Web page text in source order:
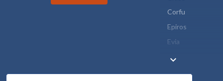
Corfu
Epiros
Evia
keyboard_arrow_down